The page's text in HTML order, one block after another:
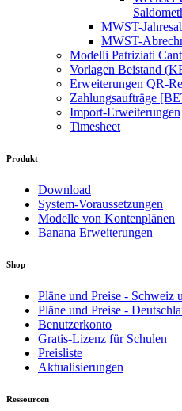
MWST-
MWST-
Modelli Patriziati
Vorlagen Beistand
Erweiterungen QR-
Zahlungsaufträge
Import-Erweiterungen
Timesheet
Produkt
Download
System-Voraussetzungen
Modelle von Kontenplänen
Banana Erweiterungen
Shop
Pläne und Preise - Schweiz
Pläne und Preise -
Benutzerkonto
Gratis-Lizenz für Schulen
Preisliste
Aktualisierungen
Ressourcen